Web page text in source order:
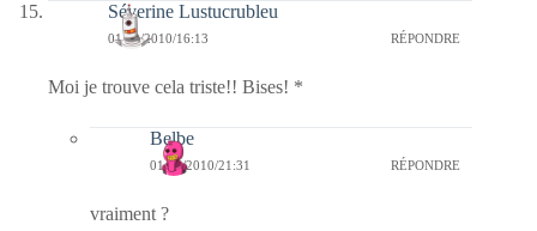
Séverine Lustucrubleu
01/12/2010/16:13 RÉPONDRE
Moi je trouve cela triste!! Bises! *
Belbe
01/12/2010/21:31 RÉPONDRE
vraiment ?